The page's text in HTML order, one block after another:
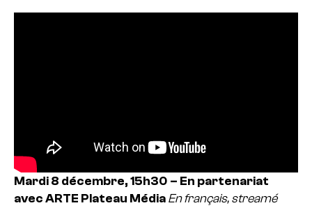
Mardi 8 décembre, 15h30 – En partenariat
avec ARTE Plateau Média En français, streamé